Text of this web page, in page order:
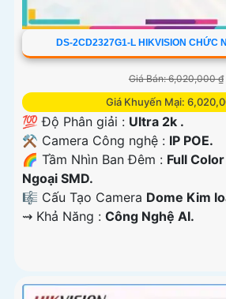
DS-2CD2327G1-L HIKVISION CHỨC
Giá Bán: 6,020,000 ₫
Giá Khuyến Mại:
💯 Độ Phân giải : Ultra 2k .
⚒ Camera Công nghệ : IP POE.
🌈 Tầm Nhìn Ban Đêm : Full
Ngoại SMD.
🎼️ Cấu Tạo Camera Dome Kim
️⇝ Khả Năng : Công Nghệ AI.